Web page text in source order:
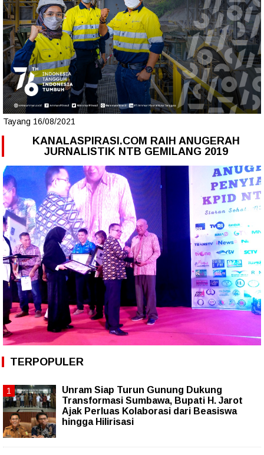
Tayang 16/08/2021
KANALASPIRASI.COM RAIH ANUGERAH
JURNALISTIK NTB GEMILANG 2019
TERPOPULER
Unram Siap Turun Gunung Dukung
Transformasi Sumbawa, Bupati H. Jarot
Ajak Perluas Kolaborasi dari Beasiswa
hingga Hilirisasi